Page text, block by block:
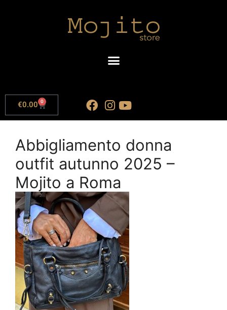
€0.00 0
Abbigliamento donna
outfit autunno 2025 –
Mojito a Roma